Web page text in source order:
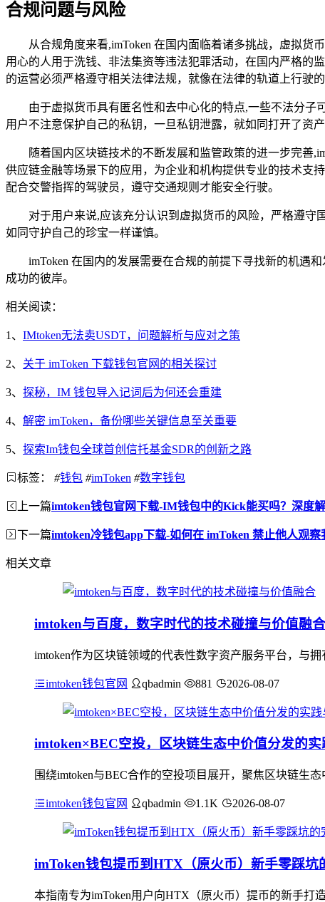
合规问题与风险
从合规角度来看,imToken 在国内面临着诸多挑战，虚拟货
用心的人用于洗钱、非法集资等违法犯罪活动，在国内严格的
的运营必须严格遵守相关法律法规，就像在法律的轨道上行驶
由于虚拟货币具有匿名性和去中心化的特点,一些不法分子
用户不注意保护自己的私钥，一旦私钥泄露，就如同打开了资
随着国内区块链技术的不断发展和监管政策的进一步完善
供应链金融等场景下的应用，为企业和机构提供专业的技术支
配合交警指挥的驾驶员，遵守交通规则才能安全行驶。
对于用户来说,应该充分认识到虚拟货币的风险，严格遵守
如同守护自己的珍宝一样谨慎。
imToken 在国内的发展需要在合规的前提下寻找新的机遇
成功的彼岸。
相关阅读：
1、 IMtoken无法卖USDT，问题解析与应对之策
2、 关于 imToken 下载钱包官网的相关探讨
3、 探秘，IM 钱包导入记词后为何还会重建
4、 解密 imToken，备份哪些关键信息至关重要
5、 探索Im钱包全球首创信托基金SDR的创新之路
标签： #钱包 #imToken #数字钱包
上一篇imtoken钱包官网下载-IM钱包中的Kick能买吗？深度
下一篇imtoken冷钱包app下载-如何在 imToken 禁止他人观察
相关文章
imtoken与百度，数字时代的技术碰撞与价值融合
imtoken作为区块链领域的代表性数字资产服务平台，与
imtoken钱包官网 qbadmin 881 2026-08-07
imtoken×BEC空投，区块链生态中价值分发的实
围绕imtoken与BEC合作的空投项目展开，聚焦区块链生
imtoken钱包官网 qbadmin 1.1K 2026-08-07
imToken钱包提币到HTX（原火币）新手零踩坑
本指南专为imToken用户向HTX（原火币）提币的新手打